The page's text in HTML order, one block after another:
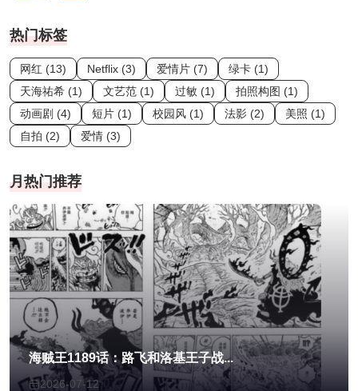
热门标签
网红 (13) Netflix (3) 爱情片 (7)
绿卡 (1)
天海祐希 (1)
文艺范 (1) 过敏 (1)
拍照构图 (1)
动画剧 (4)
短片 (1) 校园风 (1) 法影 (2)
美照 (1)
自拍 (2)
爱情 (3)
月热门推荐
海贼王1189话：路飞和洛基王子战...
2026-07-12